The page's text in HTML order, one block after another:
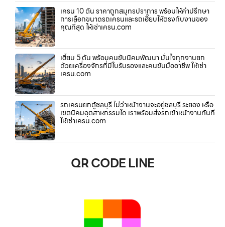
เครน 10 ตัน ราคาถูกสมุทรปราการ พร้อมให้คำปรึกษา
การเลือกขนาดรถเครนและรถเฮี๊ยบให้ตรงกับงานของ
คุณที่สุด ให้เช่าเครน.com
เฮี๊ยบ 5 ตัน พร้อมคนขับนิคมพัฒนา มั่นใจทุกงานยก
ด้วยเครื่องจักรที่มีใบรับรองและคนขับมืออาชีพ ให้เช่า
เครน.com
รถเครนยกตู้ชลบุรี ไม่ว่าหน้างานจะอยู่ชลบุรี ระยอง หรือ
เขตนิคมอุตสาหกรรมใด เราพร้อมส่งรถเข้าหน้างานทันที
ให้เช่าเครน.com
QR CODE LINE